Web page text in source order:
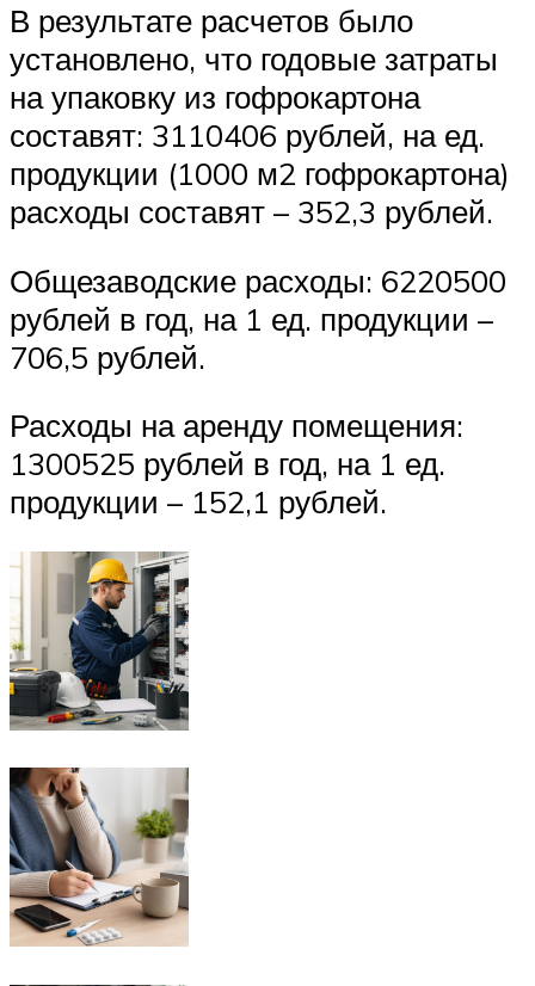
В результате расчетов было
установлено, что годовые затраты
на упаковку из гофрокартона
составят: 3110406 рублей, на ед.
продукции (1000 м2 гофрокартона)
расходы составят – 352,3 рублей.
Общезаводские расходы: 6220500
рублей в год, на 1 ед. продукции –
706,5 рублей.
Расходы на аренду помещения:
1300525 рублей в год, на 1 ед.
продукции – 152,1 рублей.